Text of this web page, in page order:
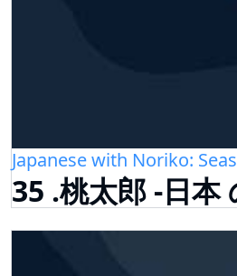
Japanese with Noriko:
35 .桃太郎 -日本